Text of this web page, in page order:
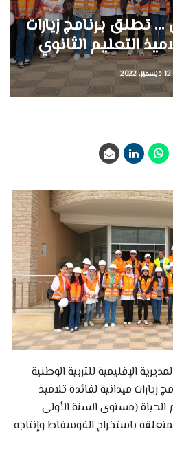
…تطلق برنامج زيارات
التعليم الثانوي
12 ديسمبر, 2022
الإقليمية للتربية الوطنية
ميدانية لفائدة تلاميذ
(مستوى السنة الأولى
باستخراج الفوسفاط وإنتاجه